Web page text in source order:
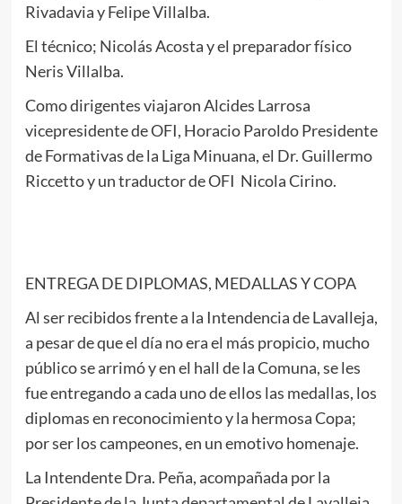
Rivadavia y Felipe Villalba.
El técnico; Nicolás Acosta y el preparador físico
Neris Villalba.
Como dirigentes viajaron Alcides Larrosa
vicepresidente de OFI, Horacio Paroldo Presidente
de Formativas de la Liga Minuana, el Dr. Guillermo
Riccetto y un traductor de OFI Nicola Cirino.
ENTREGA DE DIPLOMAS, MEDALLAS Y COPA
Al ser recibidos frente a la Intendencia de Lavalleja,
a pesar de que el día no era el más propicio, mucho
público se arrimó y en el hall de la Comuna, se les
fue entregando a cada uno de ellos las medallas, los
diplomas en reconocimiento y la hermosa Copa;
por ser los campeones, en un emotivo homenaje.
La Intendente Dra. Peña, acompañada por la